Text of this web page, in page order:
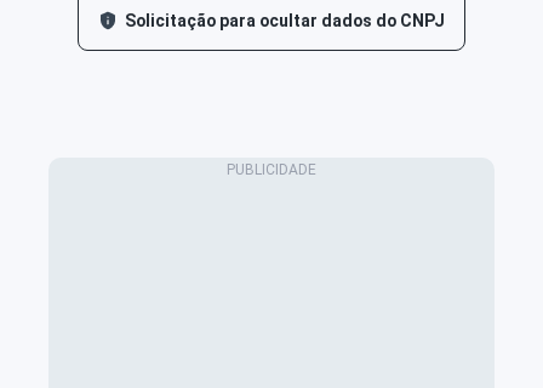
Solicitação para ocultar dados do CNPJ